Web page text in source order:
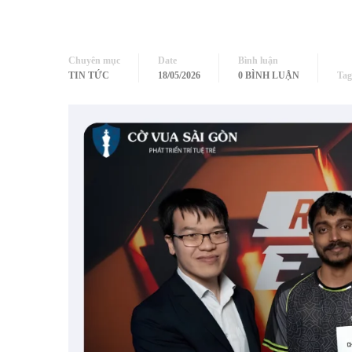
Chuyên mục
TIN TỨC
Date
18/05/2026
Bình luận
0 BÌNH LUẬN